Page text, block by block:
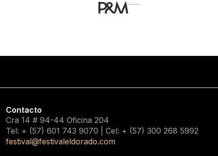
Contacto
Cra 14 # 94-44 Oficina 204
Tel: + (57) 601 743 9070 | Cel: + (57) 300 268 5992
festival@festivaleldorado.com